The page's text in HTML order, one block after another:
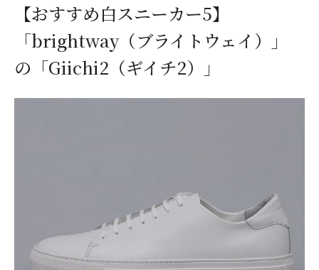
【おすすめ白スニーカー5】
「brightway（ブライトウェイ）」
の「Giichi2（ギイチ2）」